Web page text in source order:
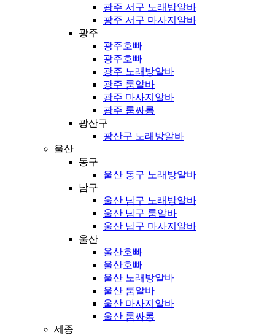
광주 서구 노래방알바
광주 서구 마사지알바
광주
광주호빠
광주호빠
광주 노래방알바
광주 룸알바
광주 마사지알바
광주 룸싸롱
광산구
광산구 노래방알바
울산
동구
울산 동구 노래방알바
남구
울산 남구 노래방알바
울산 남구 룸알바
울산 남구 마사지알바
울산
울산호빠
울산호빠
울산 노래방알바
울산 룸알바
울산 마사지알바
울산 룸싸롱
세종